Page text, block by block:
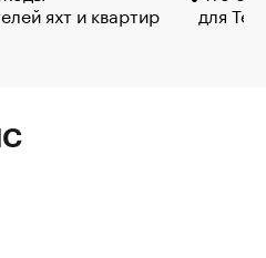
яхт и квартир
для